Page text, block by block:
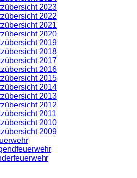
2023
2022
2021
2020
2019
2018
2017
2016
2015
2014
2013
2012
2011
2010
2009